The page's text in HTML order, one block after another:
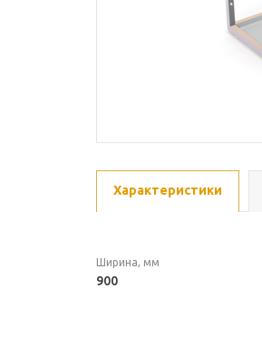
Характеристики
Ширина, мм
900